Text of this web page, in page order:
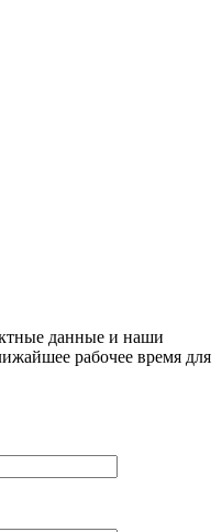
данные и наши
рабочее время для